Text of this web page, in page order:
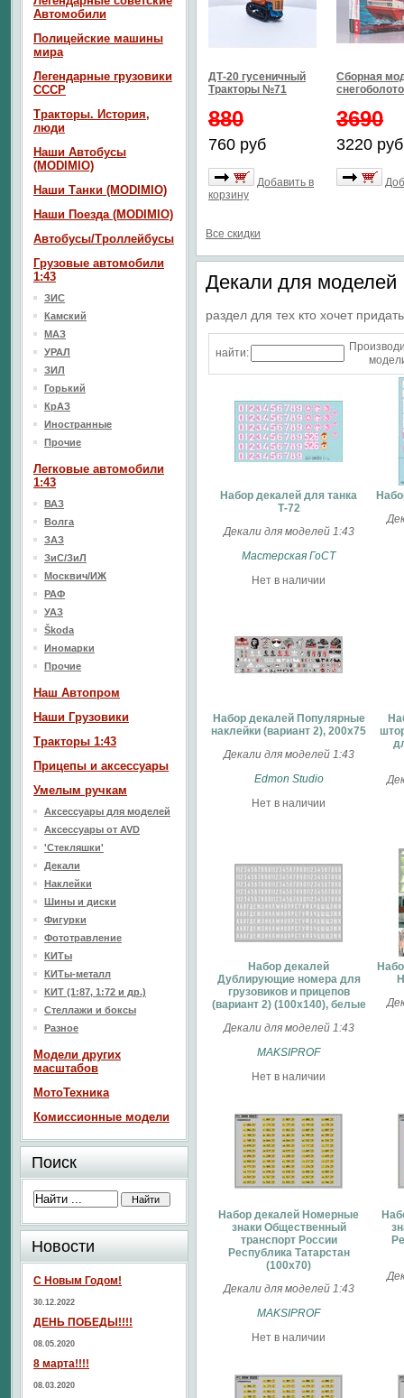
ДТ-20 гусеничный
Тракторы №71
880
760 руб
Добавить в
корзину
Сборная
3690
3220 руб
Все скидки
Декали для моделей
раздел для тех кто хочет
найти:
Набор декалей для танка
Т-72
Декали для моделей 1:43
Мастерская ГоСТ
Нет в наличии
Набор декалей Популярные
наклейки (вариант 2), 200х75
Декали для моделей 1:43
Edmon Studio
Нет в наличии
Набор декалей
Дублирующие номера для
грузовиков и прицепов
(вариант 2) (100х140), белые
Декали для моделей 1:43
MAKSIPROF
Нет в наличии
Набор декалей Номерные
знаки Общественный
транспорт России
Республика Татарстан
(100х70)
Декали для моделей 1:43
MAKSIPROF
Нет в наличии
Автомобили
Полицейские машины
мира
Легендарные грузовики
СССР
Тракторы. История,
люди
Наши Автобусы
(MODIMIO)
Наши Танки (MODIMIO)
Наши Поезда (MODIMIO)
Автобусы/Троллейбусы
Грузовые автомобили
1:43
ЗИС
Камский
МАЗ
УРАЛ
ЗИЛ
Горький
КрАЗ
Иностранные
Прочие
Легковые автомобили
1:43
ВАЗ
Волга
ЗАЗ
ЗиС/ЗиЛ
Москвич/ИЖ
РАФ
УАЗ
Škoda
Иномарки
Прочие
Наш Aвтопром
Наши Грузовики
Тракторы 1:43
Прицепы и аксессуары
Умелым ручкам
Аксессуары для моделей
Аксессуары от AVD
'Стекляшки'
Декали
Наклейки
Шины и диски
Фигурки
Фототравление
КИТы
КИТы-металл
КИТ (1:87, 1:72 и др.)
Стеллажи и боксы
Разное
Модели других
масштабов
МотоТехника
Комиссионные модели
Поиск
Новости
С Новым Годом!
30.12.2022
ДЕНЬ ПОБЕДЫ!!!!
08.05.2020
8 марта!!!!
08.03.2020